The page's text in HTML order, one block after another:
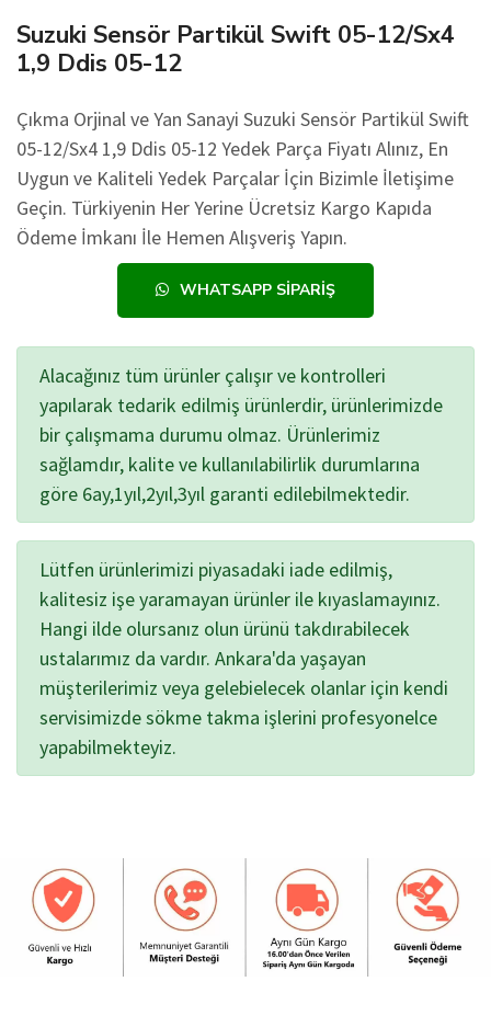
Suzuki Sensör Partikül Swift 05-12/Sx4
1,9 Ddis 05-12
Çıkma Orjinal ve Yan Sanayi Suzuki Sensör Partikül Swift
05-12/Sx4 1,9 Ddis 05-12 Yedek Parça Fiyatı Alınız, En
Uygun ve Kaliteli Yedek Parçalar İçin Bizimle İletişime
Geçin. Türkiyenin Her Yerine Ücretsiz Kargo Kapıda
Ödeme İmkanı İle Hemen Alışveriş Yapın.
WHATSAPP SIPARIŞ
Alacağınız tüm ürünler çalışır ve kontrolleri
yapılarak tedarik edilmiş ürünlerdir, ürünlerimizde
bir çalışmama durumu olmaz. Ürünlerimiz
sağlamdır, kalite ve kullanılabilirlik durumlarına
göre 6ay,1yıl,2yıl,3yıl garanti edilebilmektedir.
Lütfen ürünlerimizi piyasadaki iade edilmiş,
kalitesiz işe yaramayan ürünler ile kıyaslamayınız.
Hangi ilde olursanız olun ürünü takdırabilecek
ustalarımız da vardır. Ankara'da yaşayan
müşterilerimiz veya gelebielecek olanlar için kendi
servisimizde sökme takma işlerini profesyonelce
yapabilmekteyiz.